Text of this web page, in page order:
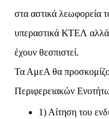
στα αστικά λεωφορεία
υπεραστικά ΚΤΕΛ αλλά
έχουν θεσπιστεί.
Τα ΑμεΑ θα
Περιφερειακών
1) Αίτηση του